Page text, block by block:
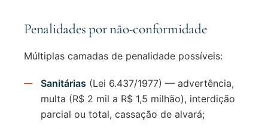
Penalidades por não-conformidade
Múltiplas camadas de penalidade possíveis:
Sanitárias (Lei 6.437/1977) — advertência,
multa (R$ 2 mil a R$ 1,5 milhão), interdição
parcial ou total, cassação de alvará;